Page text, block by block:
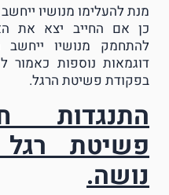
מנת להעלימו מנושיו
כן אם החייב יצא את
להתחמק מנושיו
דוגמאות נוספות
בפקודת פשיטת הרגל.
התנגדות
פשיטת
נושה.